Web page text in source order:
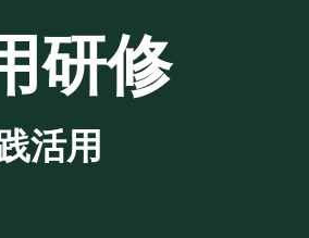
研修
活用